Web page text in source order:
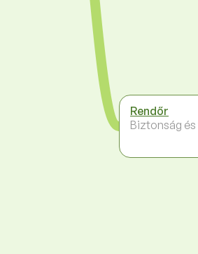
Rendőr
Biztonság